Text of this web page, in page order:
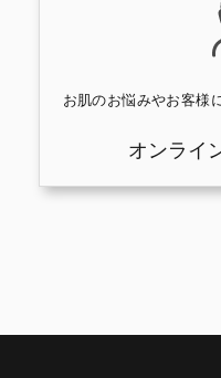
お肌のお悩みやお客様
オンライ